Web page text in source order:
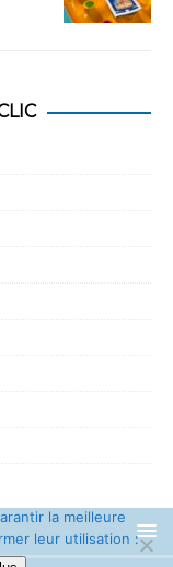
la meilleure
leur utilisation :